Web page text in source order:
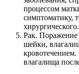
процессом
симптоматику,
хирургического.
Рак. Поражение
шейки,
влагалища